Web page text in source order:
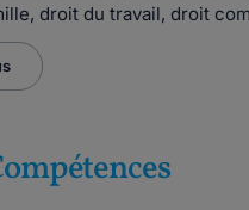
droit du travail, droit